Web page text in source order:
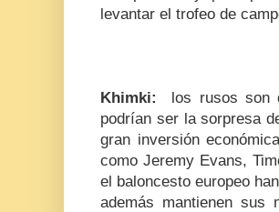
levantar el trofeo de
Khimki:
los rusos son
podrían ser la sorpresa
gran inversión
como Jeremy Evans,
el baloncesto europeo
además mantienen sus